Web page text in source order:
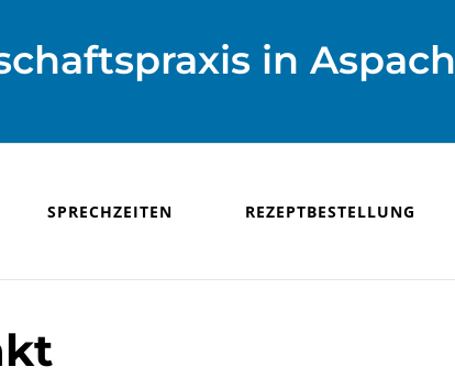
in Aspach
SPRECHZEITEN REZEPTBESTELLUNG